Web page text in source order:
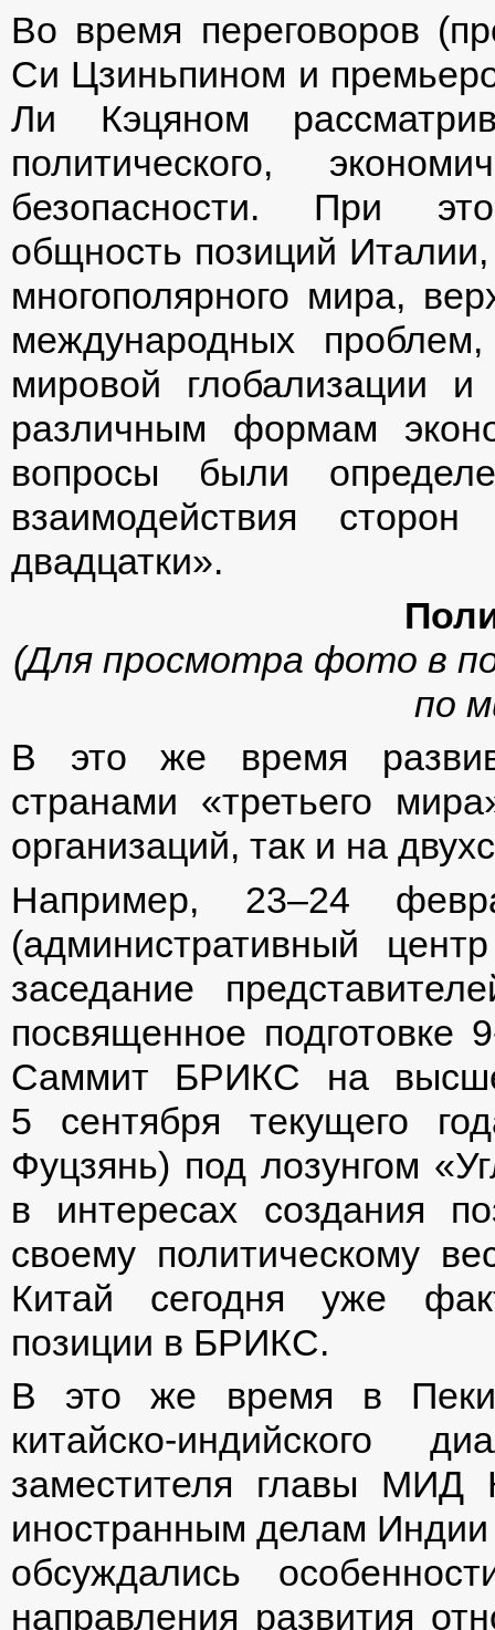
Во время переговоров
Си Цзиньпином и
Ли Кэцяном
политического,
безопасности. При
общность позиций
многополярного мира,
международных
мировой глобализации и
различным формам
вопросы были
взаимодействия
двадцатки».
(Для просмотра фото в
по
В это же время
странами «третьего
организаций, так и на
Например, 23–24
(административный
заседание
посвященное подготовке
Саммит БРИКС на
5 сентября текущего
Фуцзянь) под лозунгом
в интересах создания
своему политическому
Китай сегодня уже
позиции в БРИКС.
В это же время в
китайско-индийского
заместителя главы
иностранным делам
обсуждались
направления развития